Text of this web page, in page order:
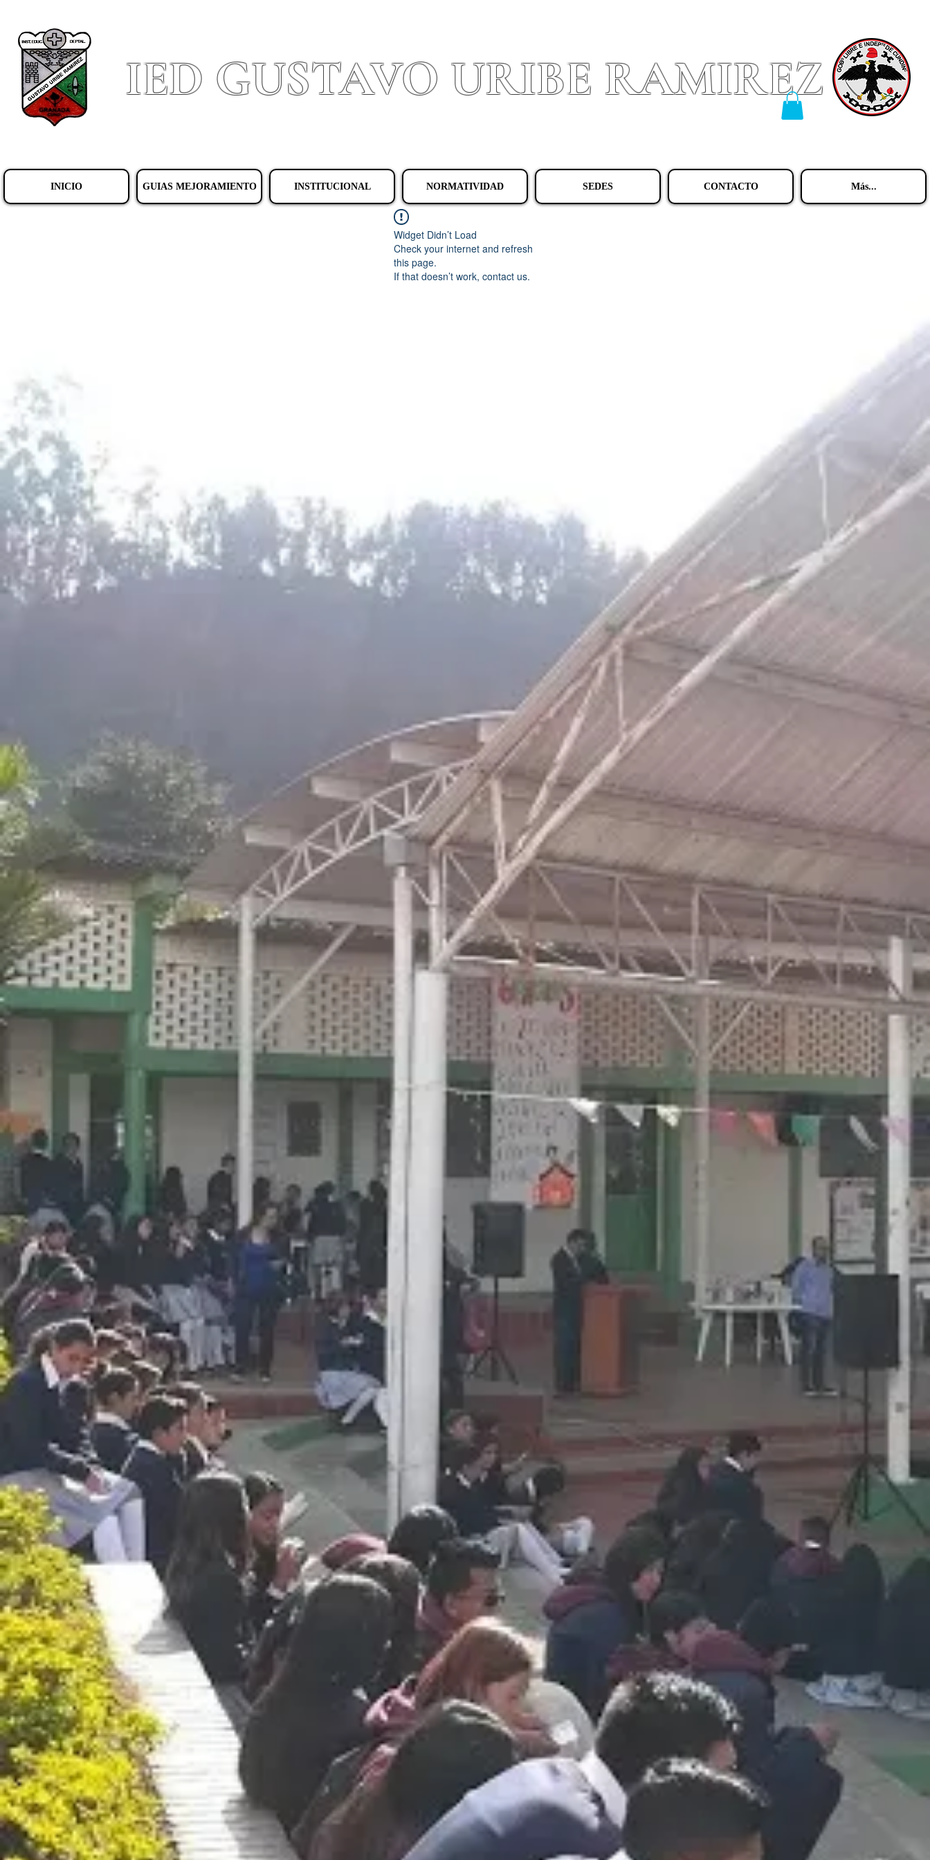
IED GUSTAVO URIBE RAMIREZ
INICIO GUIAS MEJORAMIENTO INSTITUCIONAL NORMATIVIDAD SEDES CONTACTO Más...
Widget Didn’t Load
Check your internet and refresh
this page.
If that doesn’t work, contact us.